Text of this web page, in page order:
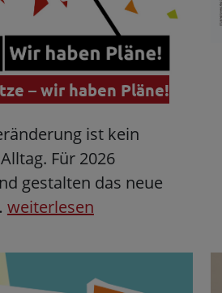
– wir haben Pläne!
ist kein
Für 2026
gestalten das neue
weiterlesen